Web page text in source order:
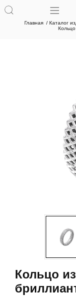
Главная Каталог
Кольцо